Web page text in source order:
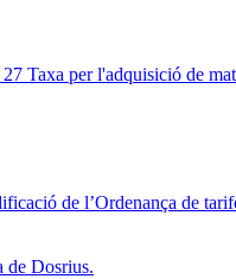
per l'adquisició de
de l’Ordenança de
de Dosrius.